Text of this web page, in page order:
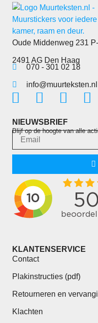
Oude Middenweg 231
2491 AG Den Haag
070 - 301 02 18
info@muurteksten.nl
NIEUWSBRIEF
Blijf op de hoogte van alle
KLANTENSERVICE
Contact
Plakinstructies (pdf)
Retourneren en
Klachten